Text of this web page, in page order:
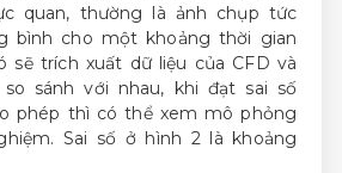
quan, thường là ảnh chụp tức
bình cho một khoảng thời gian
sẽ trích xuất dữ liệu của CFD và
sánh với nhau, khi đạt sai số
phép thì có thể xem mô phỏng
Sai số ở hình 2 là khoảng